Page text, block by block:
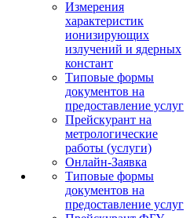
Измерения
характеристик
ионизирующих
излучений и ядерных
констант
Типовые формы
документов на
предоставление услуг
Прейскурант на
метрологические
работы (услуги)
Онлайн-Заявка
Типовые формы
документов на
предоставление услуг